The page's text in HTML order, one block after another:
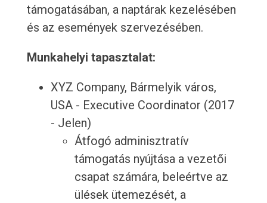
támogatásában, a naptárak kezelésében
és az események szervezésében.
Munkahelyi tapasztalat:
XYZ Company, Bármelyik város,
USA - Executive Coordinator (2017
- Jelen)
Átfogó adminisztratív
támogatás nyújtása a vezetői
csapat számára, beleértve az
ülések ütemezését, a